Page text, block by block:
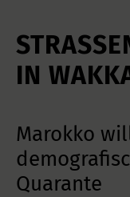
N
Marokko
Quarante